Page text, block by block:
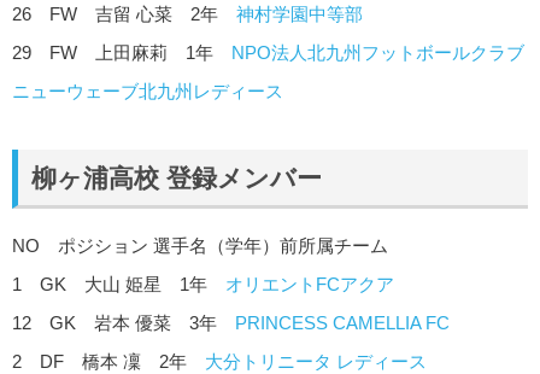
26 FW 吉留 心菜 2年 神村学園中等部
29 FW 上田麻莉 1年 NPO法人北九州フットボールクラブ
ニューウェーブ北九州レディース
柳ヶ浦高校 登録メンバー
NO ポジション 選手名（学年）前所属チーム
1 GK 大山 姫星 1年 オリエントFCアクア
12 GK 岩本 優菜 3年 PRINCESS CAMELLIA FC
2 DF 橋本 凜 2年 大分トリニータ レディース